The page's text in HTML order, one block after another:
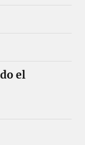
el